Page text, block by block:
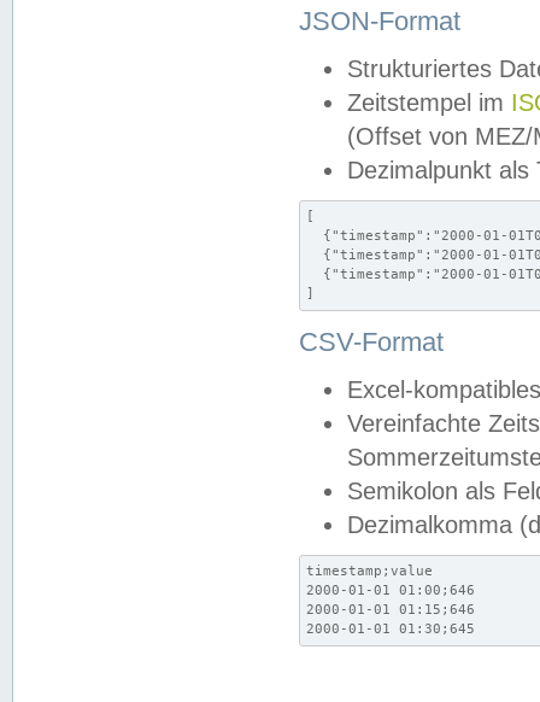
JSON-Format
Strukturiertes
Zeitstempel im
(Offset von MEZ/
Dezimalpunkt als
[
{"timestamp":"2000-01-
{"timestamp":"2000-01-
{"timestamp":"2000-01-
]
CSV-Format
Excel-
Vereinfachte
Semikolon als
Dezimalkomma
timestamp;value
2000-01-01 01:00;646
2000-01-01 01:15;646
2000-01-01 01:30;645